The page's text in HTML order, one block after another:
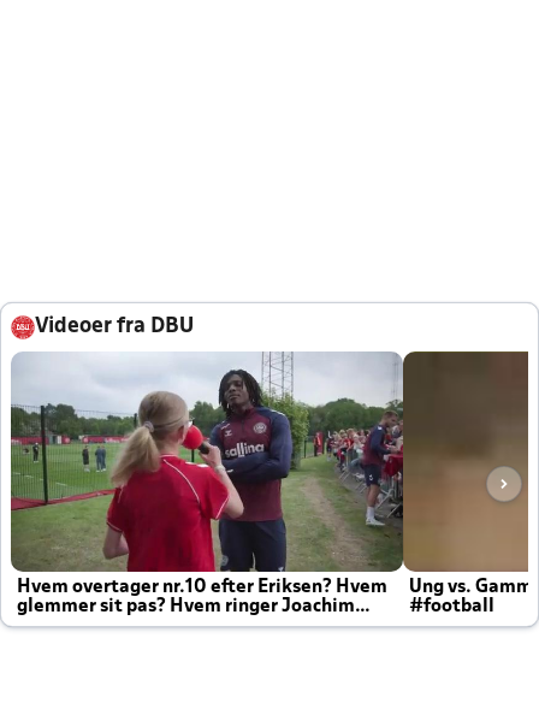
Videoer fra DBU
Hvem overtager nr.10 efter Eriksen? Hvem
glemmer sit pas? Hvem ringer Joachim
altid til efter kampe?
Ung vs.
#football